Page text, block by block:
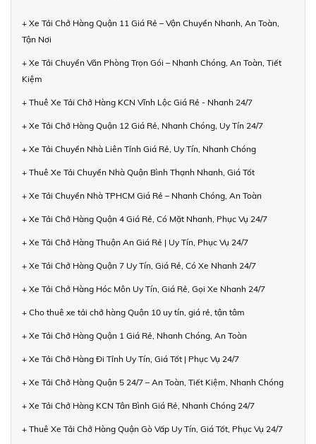
+ Xe Tải Chở Hàng Quận 11 Giá Rẻ – Vận Chuyển Nhanh, An Toàn,
Tận Nơi
+ Xe Tải Chuyển Văn Phòng Trọn Gói – Nhanh Chóng, An Toàn, Tiết
Kiệm
+ Thuê Xe Tải Chở Hàng KCN Vĩnh Lộc Giá Rẻ - Nhanh 24/7
+ Xe Tải Chở Hàng Quận 12 Giá Rẻ, Nhanh Chóng, Uy Tín 24/7
+ Xe Tải Chuyển Nhà Liên Tỉnh Giá Rẻ, Uy Tín, Nhanh Chóng
+ Thuê Xe Tải Chuyển Nhà Quận Bình Thạnh Nhanh, Giá Tốt
+ Xe Tải Chuyển Nhà TPHCM Giá Rẻ – Nhanh Chóng, An Toàn
+ Xe Tải Chở Hàng Quận 4 Giá Rẻ, Có Mặt Nhanh, Phục Vụ 24/7
+ Xe Tải Chở Hàng Thuận An Giá Rẻ | Uy Tín, Phục Vụ 24/7
+ Xe Tải Chở Hàng Quận 7 Uy Tín, Giá Rẻ, Có Xe Nhanh 24/7
+ Xe Tải Chở Hàng Hóc Môn Uy Tín, Giá Rẻ, Gọi Xe Nhanh 24/7
+ Cho thuê xe tải chở hàng Quận 10 uy tín, giá rẻ, tận tâm
+ Xe Tải Chở Hàng Quận 1 Giá Rẻ, Nhanh Chóng, An Toàn
+ Xe Tải Chở Hàng Đi Tỉnh Uy Tín, Giá Tốt | Phục Vụ 24/7
+ Xe Tải Chở Hàng Quận 5 24/7 – An Toàn, Tiết Kiệm, Nhanh Chóng
+ Xe Tải Chở Hàng KCN Tân Bình Giá Rẻ, Nhanh Chóng 24/7
+ Thuê Xe Tải Chở Hàng Quận Gò Vấp Uy Tín, Giá Tốt, Phục Vụ 24/7